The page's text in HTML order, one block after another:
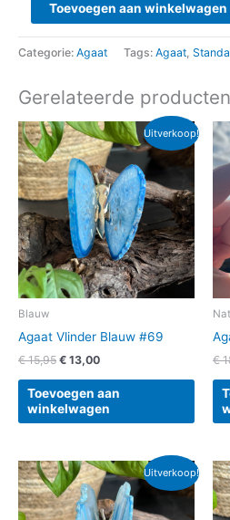
Toevoegen aan winkelwagen
Categorie: Agaat Tags: Agaat
Gerelateerde producten
Uitverkoop!
Blauw
Agaat Vlinder Blauw #69
€15,95
Oorspronkelijke
prijs
was:
€ 15,95.
€ 13,00
Huidige
prijs
is:
€ 13,00.
Toevoegen aan
winkelwagen
€
Uitverkoop!
Oorspronkelijke
prijs
was:
€ 18,95.
Huidige
prijs
is:
€ 13,00.